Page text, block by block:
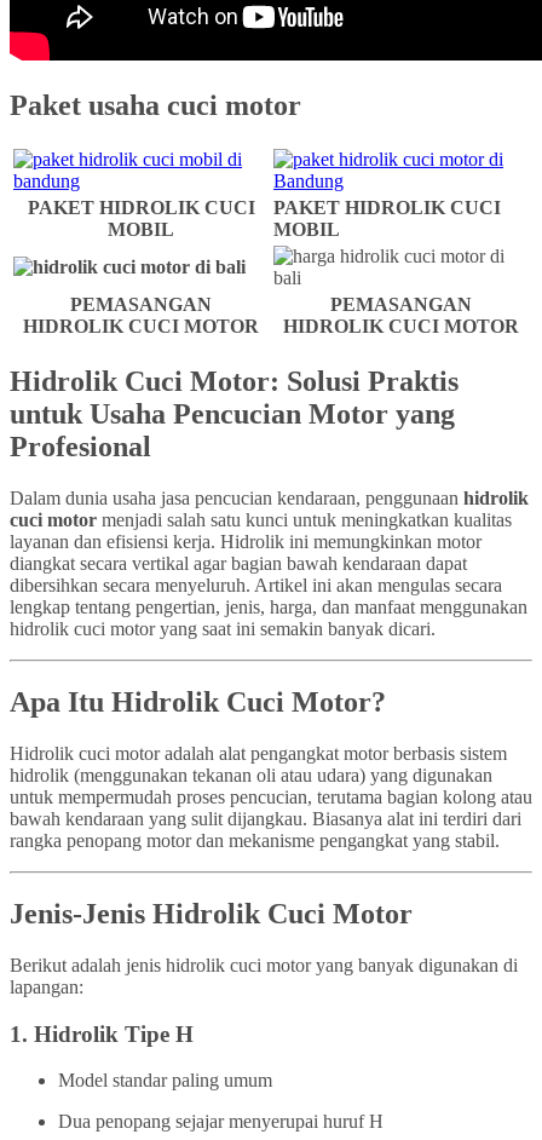
Paket usaha cuci motor
PAKET HIDROLIK CUCI
MOBIL
PAKET HIDROLIK CUCI
MOBIL
PEMASANGAN
HIDROLIK CUCI MOTOR
PEMASANGAN
HIDROLIK CUCI MOTOR
Hidrolik Cuci Motor: Solusi Praktis
untuk Usaha Pencucian Motor yang
Profesional
Dalam dunia usaha jasa pencucian kendaraan, penggunaan hidrolik
cuci motor menjadi salah satu kunci untuk meningkatkan kualitas
layanan dan efisiensi kerja. Hidrolik ini memungkinkan motor
diangkat secara vertikal agar bagian bawah kendaraan dapat
dibersihkan secara menyeluruh. Artikel ini akan mengulas secara
lengkap tentang pengertian, jenis, harga, dan manfaat menggunakan
hidrolik cuci motor yang saat ini semakin banyak dicari.
Apa Itu Hidrolik Cuci Motor?
Hidrolik cuci motor adalah alat pengangkat motor berbasis sistem
hidrolik (menggunakan tekanan oli atau udara) yang digunakan
untuk mempermudah proses pencucian, terutama bagian kolong atau
bawah kendaraan yang sulit dijangkau. Biasanya alat ini terdiri dari
rangka penopang motor dan mekanisme pengangkat yang stabil.
Jenis-Jenis Hidrolik Cuci Motor
Berikut adalah jenis hidrolik cuci motor yang banyak digunakan di
lapangan:
1. Hidrolik Tipe H
Model standar paling umum
Dua penopang sejajar menyerupai huruf H